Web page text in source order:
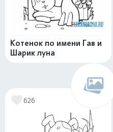
Котенок по имени Гав и
Шарик луна
626